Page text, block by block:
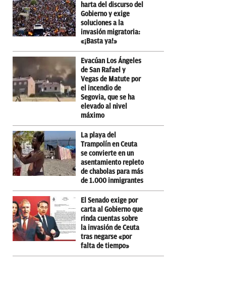
harta del discurso del
Gobierno y exige
soluciones a la
invasión migratoria:
«¡Basta ya!»
Evacúan Los Ángeles
de San Rafael y
Vegas de Matute por
el incendio de
Segovia, que se ha
elevado al nivel
máximo
La playa del
Trampolín en Ceuta
se convierte en un
asentamiento repleto
de chabolas para más
de 1.000 inmigrantes
El Senado exige por
carta al Gobierno que
rinda cuentas sobre
la invasión de Ceuta
tras negarse «por
falta de tiempo»